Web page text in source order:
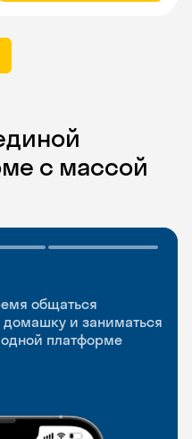
с массой
общаться
домашку и заниматься
платформе
новые слова где
практики
с преподавателями